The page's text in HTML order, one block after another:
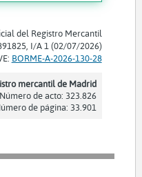
del Registro Mercantil
I/A 1 (02/07/2026)
BORME-A-2026-130-28
mercantil de Madrid
Número de acto: 323.826
de página: 33.901